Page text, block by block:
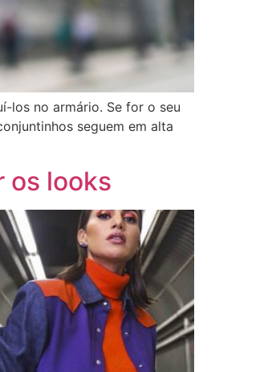
los no armário. Se for o seu
seguem em alta
os looks